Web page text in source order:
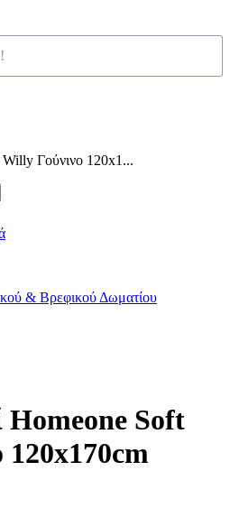
Γούνινο 120x1...
& Βρεφικού Δωματίου
Homeone Soft
120x170cm